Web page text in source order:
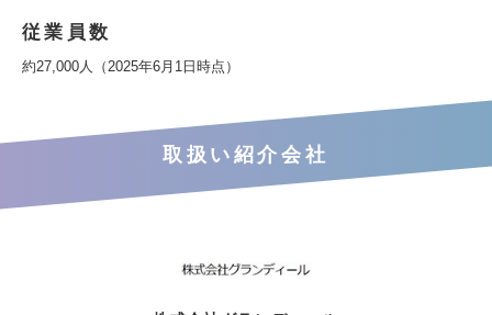
従業員数
約27,000人（2025年6月1日時点）
取扱い紹介会社